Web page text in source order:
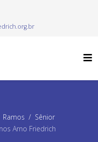
Ramos
Sênior
Arno Friedrich